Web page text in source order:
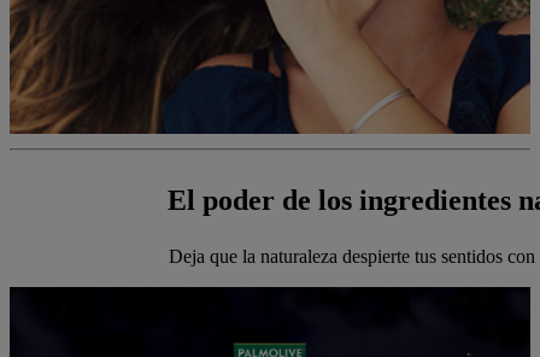
El poder de los ingredientes
Deja que la naturaleza despierte tus sentidos